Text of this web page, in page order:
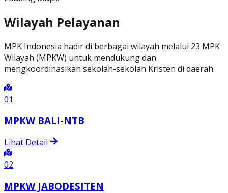
Wilayah Pelayanan
MPK Indonesia hadir di berbagai wilayah melalui 23 MPK
Wilayah (MPKW) untuk mendukung dan
mengkoordinasikan sekolah-sekolah Kristen di daerah.
01
MPKW BALI-NTB
Lihat Detail
02
MPKW JABODESITEN